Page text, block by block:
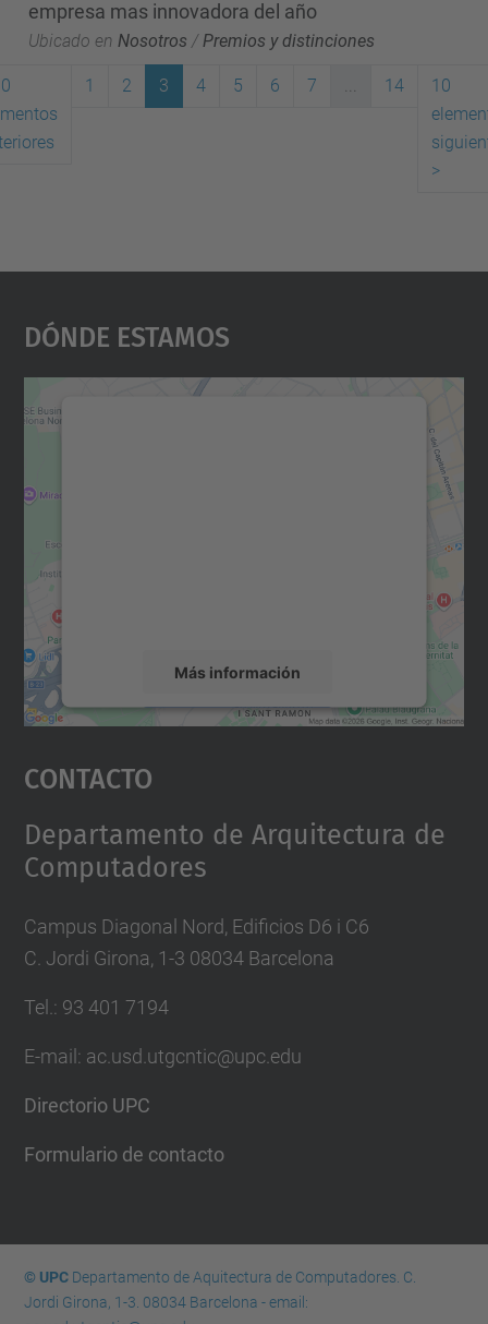
empresa mas innovadora del año
Ubicado en Nosotros /Premios y distinciones
1 2 3 4 5 6 7 ... 14
10
>
Dónde Estamos
Más información
Aceptar
powered by
Contacto
Departamento de Arquitectura de
Computadores
Campus Diagonal Nord, Edificios D6 i C6
C. Jordi Girona, 1-3 08034 Barcelona
Tel.: 93 401 7194
E-mail: ac.usd.utgcntic@upc.edu
Directorio UPC
Formulario de contacto
© UPCDepartamento de Aquitectura de Computadores. C.
Jordi Girona, 1-3. 08034 Barcelona - email: